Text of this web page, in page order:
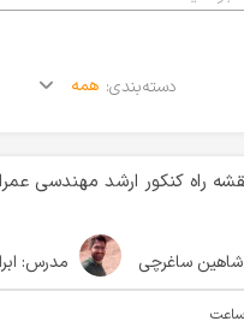
دسته‌بندی: همه
راه کنکور ارشد مهندسی عمران
شاهین ساغرچی مدرس: